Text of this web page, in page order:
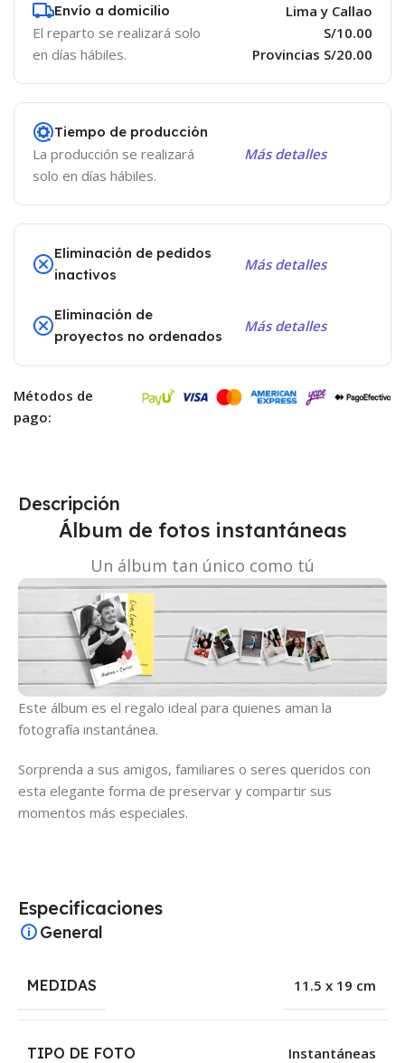
Envío a domicilio
El reparto se realizará solo
en días hábiles.
Lima y Callao
S/10.00
Provincias S/20.00
Tiempo de producción
La producción se realizará
solo en días hábiles.
Más detalles
Eliminación de pedidos
inactivos
Más detalles
Eliminación de
proyectos no ordenados
Más detalles
Métodos de
pago:
Descripción
Álbum de fotos instantáneas
Un álbum tan único como tú
Este álbum es el regalo ideal para quienes aman la
fotografía instantánea.
Sorprenda a sus amigos, familiares o seres queridos con
esta elegante forma de preservar y compartir sus
momentos más especiales.
Especificaciones
General
MEDIDAS 11.5 x 19 cm
TIPO DE FOTO Instantáneas